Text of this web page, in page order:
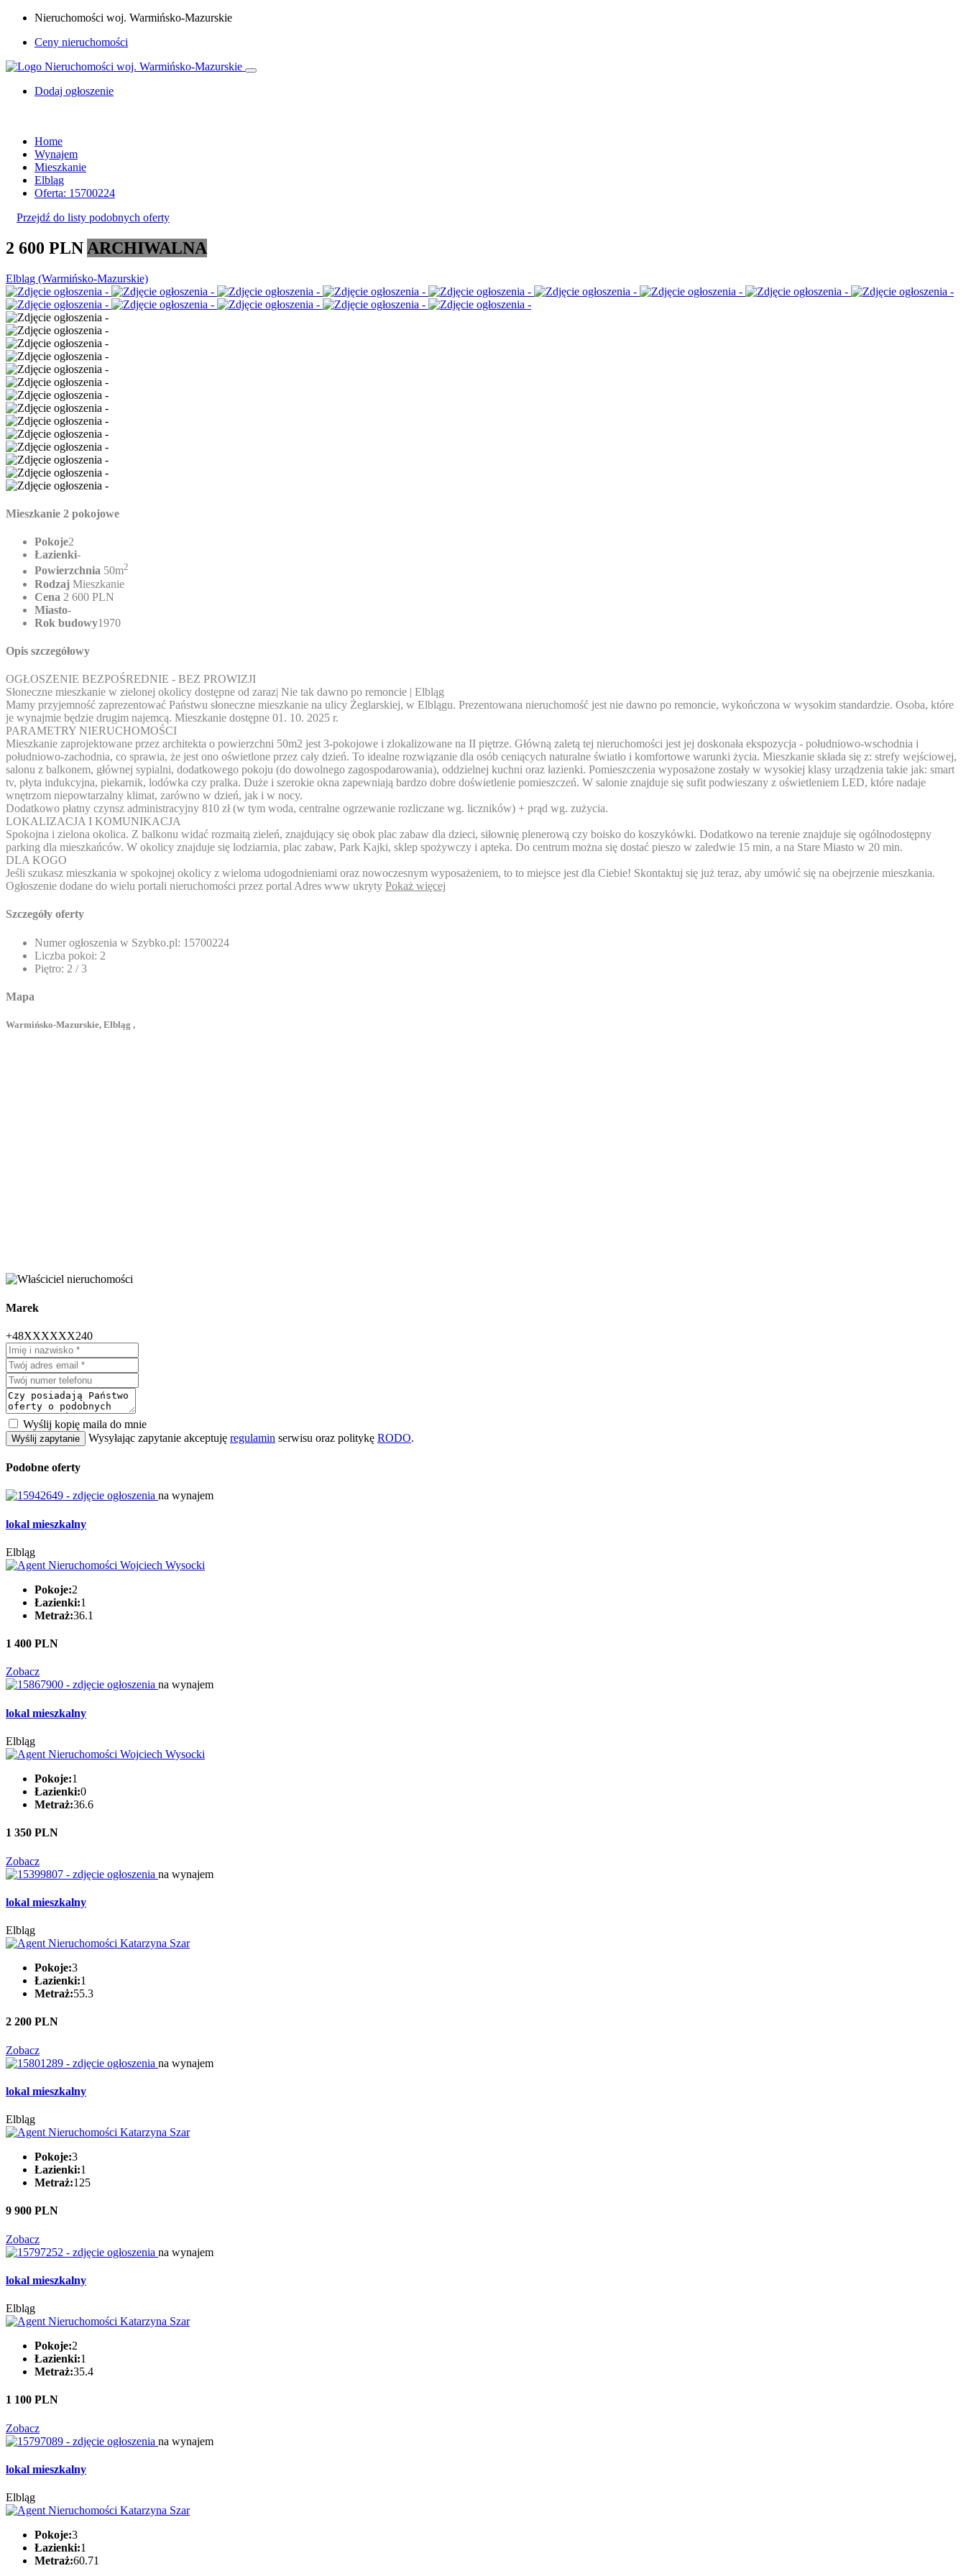
Nieruchomości woj. Warmińsko-Mazurskie
Ceny nieruchomości
Dodaj ogłoszenie
Home
Wynajem
Mieszkanie
Elbląg
Oferta: 15700224
Przejdź do listy podobnych oferty
2 600 PLN ARCHIWALNA
Elbląg (Warmińsko-Mazurskie)
Mieszkanie 2 pokojowe
Pokoje2
Łazienki-
Powierzchnia 50m2
Rodzaj Mieszkanie
Cena 2 600 PLN
Miasto-
Rok budowy1970
Opis szczegółowy
OGŁOSZENIE BEZPOŚREDNIE - BEZ PROWIZJI
Słoneczne mieszkanie w zielonej okolicy dostępne od zaraz| Nie tak dawno po remoncie | Elbląg
Mamy przyjemność zaprezentować Państwu słoneczne mieszkanie na ulicy Żeglarskiej, w Elblągu. Prezentowana nieruchomość jest nie dawno po remoncie, wykończona w wysokim standardzie. Osoba, które
je wynajmie będzie drugim najemcą. Mieszkanie dostępne 01. 10. 2025 r.
PARAMETRY NIERUCHOMOŚCI
Mieszkanie zaprojektowane przez architekta o powierzchni 50m2 jest 3-pokojowe i zlokalizowane na II piętrze. Główną zaletą tej nieruchomości jest jej doskonała ekspozycja - południowo-wschodnia i
południowo-zachodnia, co sprawia, że jest ono oświetlone przez cały dzień. To idealne rozwiązanie dla osób ceniących naturalne światło i komfortowe warunki życia. Mieszkanie składa się z: strefy wejściowej,
salonu z balkonem, głównej sypialni, dodatkowego pokoju (do dowolnego zagospodarowania), oddzielnej kuchni oraz łazienki. Pomieszczenia wyposażone zostały w wysokiej klasy urządzenia takie jak: smart
tv, płyta indukcyjna, piekarnik, lodówka czy pralka. Duże i szerokie okna zapewniają bardzo dobre doświetlenie pomieszczeń. W salonie znajduje się sufit podwieszany z oświetleniem LED, które nadaje
wnętrzom niepowtarzalny klimat, zarówno w dzień, jak i w nocy.
Dodatkowo płatny czynsz administracyjny 810 zł (w tym woda, centralne ogrzewanie rozliczane wg. liczników) + prąd wg. zużycia.
LOKALIZACJA I KOMUNIKACJA
Spokojna i zielona okolica. Z balkonu widać rozmaitą zieleń, znajdujący się obok plac zabaw dla dzieci, siłownię plenerową czy boisko do koszykówki. Dodatkowo na terenie znajduje się ogólnodostępny
parking dla mieszkańców. W okolicy znajduje się lodziarnia, plac zabaw, Park Kajki, sklep spożywczy i apteka. Do centrum można się dostać pieszo w zaledwie 15 min, a na Stare Miasto w 20 min.
DLA KOGO
Jeśli szukasz mieszkania w spokojnej okolicy z wieloma udogodnieniami oraz nowoczesnym wyposażeniem, to to miejsce jest dla Ciebie! Skontaktuj się już teraz, aby umówić się na obejrzenie mieszkania.
Ogłoszenie dodane do wielu portali nieruchomości przez portal Adres www ukryty Pokaż więcej
Szczegóły oferty
Numer ogłoszenia w Szybko.pl: 15700224
Liczba pokoi: 2
Piętro: 2 / 3
Mapa
Warmińsko-Mazurskie, Elbląg ,
Marek
+48XXXXXX240
Wyślij kopię maila do mnie
Wyślij zapytanie Wysyłając zapytanie akceptuję regulamin serwisu oraz politykę RODO.
Podobne oferty
na wynajem
lokal mieszkalny
Elbląg
Pokoje:2
Łazienki:1
Metraż:36.1
1 400 PLN
Zobacz
na wynajem
lokal mieszkalny
Elbląg
Pokoje:1
Łazienki:0
Metraż:36.6
1 350 PLN
Zobacz
na wynajem
lokal mieszkalny
Elbląg
Pokoje:3
Łazienki:1
Metraż:55.3
2 200 PLN
Zobacz
na wynajem
lokal mieszkalny
Elbląg
Pokoje:3
Łazienki:1
Metraż:125
9 900 PLN
Zobacz
na wynajem
lokal mieszkalny
Elbląg
Pokoje:2
Łazienki:1
Metraż:35.4
1 100 PLN
Zobacz
na wynajem
lokal mieszkalny
Elbląg
Pokoje:3
Łazienki:1
Metraż:60.71